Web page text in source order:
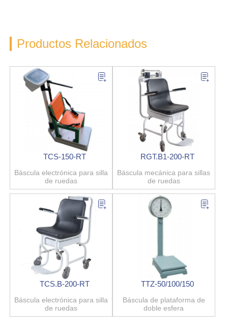
Productos Relacionados
TCS-150-RT
Báscula electrónica para silla
de ruedas
RGT.B1-200-RT
Báscula mecánica para sillas
de ruedas
TCS.B-200-RT
Báscula electrónica para silla
de ruedas
TTZ-50/100/150
Báscula de plataforma de
doble esfera